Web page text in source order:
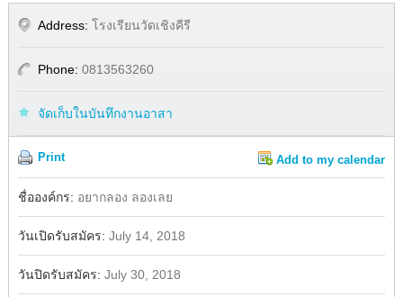
Address: โรงเรียนวัดเชิงคีรี
Phone: 0813563260
จัดเก็บในบันทึกงานอาสา
Print Add to my calendar
Facebook
ชื่อองค์กร: อยากลอง ลองเลย
วันเปิดรับสมัคร: July 14, 2018
วันปิดรับสมัคร: July 30, 2018